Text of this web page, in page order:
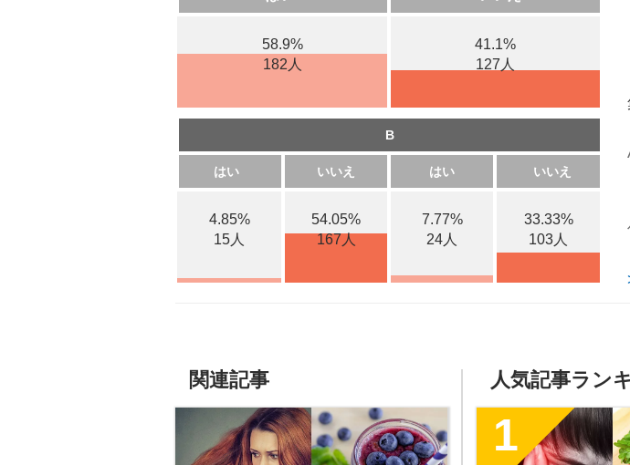
58.9%
182人
41.1%
127人
B
はい いいえ はい いいえ
4.85%
15人
54.05%
167人
7.77%
24人
33.33%
103人
関連記事 人気記事ラン
1